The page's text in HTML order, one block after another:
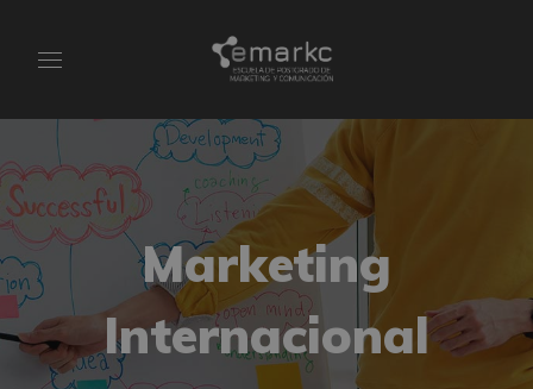
Marketing
Internacional